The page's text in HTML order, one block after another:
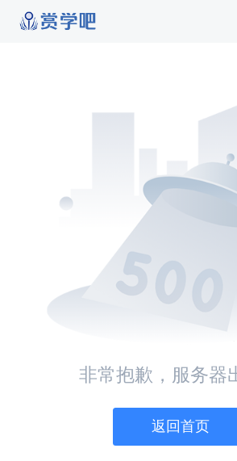
非常抱歉，服务器
返回首页